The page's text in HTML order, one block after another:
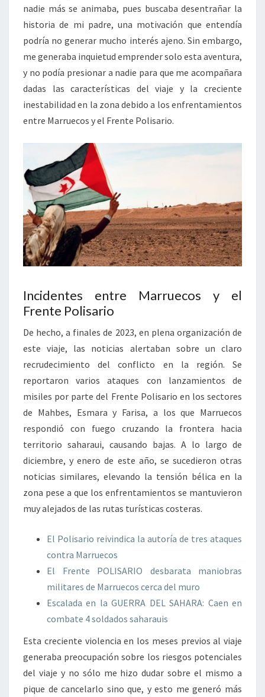
nadie más se animaba, pues buscaba desentrañar la
historia de mi padre, una motivación que entendía
podría no generar mucho interés ajeno. Sin embargo,
me generaba inquietud emprender solo esta aventura,
y no podía presionar a nadie para que me acompañara
dadas las características del viaje y la creciente
inestabilidad en la zona debido a los enfrentamientos
entre Marruecos y el Frente Polisario.
Incidentes entre Marruecos y el
Frente Polisario
De hecho, a finales de 2023, en plena organización de
este viaje, las noticias alertaban sobre un claro
recrudecimiento del conflicto en la región. Se
reportaron varios ataques con lanzamientos de
misiles por parte del Frente Polisario en los sectores
de Mahbes, Esmara y Farisa, a los que Marruecos
respondió con fuego cruzando la frontera hacia
territorio saharaui, causando bajas. A lo largo de
diciembre, y enero de este año, se sucedieron otras
noticias similares, elevando la tensión bélica en la
zona pese a que los enfrentamientos se mantuvieron
muy alejados de las rutas turísticas costeras.
El Polisario reivindica la autoría de tres ataques
contra Marruecos
El Frente POLISARIO desbarata maniobras
militares de Marruecos cerca del muro
Escalada en la GUERRA DEL SAHARA: Caen en
combate 4 soldados saharauis
Esta creciente violencia en los meses previos al viaje
generaba preocupación sobre los riesgos potenciales
del viaje y no sólo me hizo dudar sobre el mismo a
pique de cancelarlo sino que, y esto me generó más